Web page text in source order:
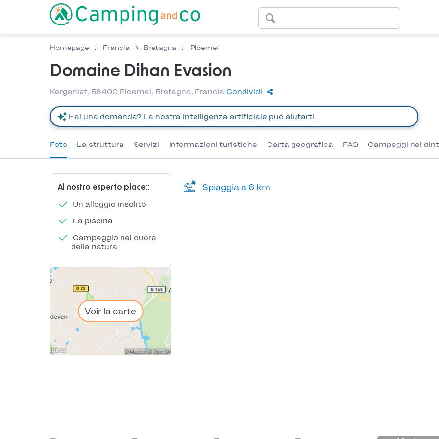
Homepage Francia Bretagna Ploemel
Domaine Dihan Evasion
Kerganiet, 56400 Ploemel, Bretagna, Francia Condividi
Foto La struttura Servizi Informazioni turistiche Carta geografica FAQ Campeggi nei
Al nostro esperto piace::
Un alloggio insolito
La piscina
Campeggio nel cuore
della natura
Voir la carte
Spiaggia a 6 km